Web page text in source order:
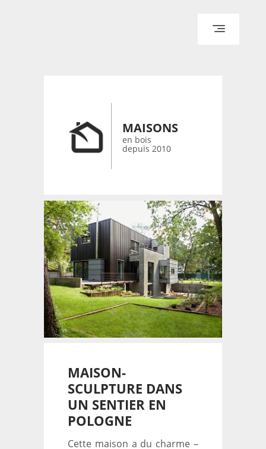
CONTACT
MAISONS
en bois
depuis 2010
MAISON-
SCULPTURE DANS
UN SENTIER EN
POLOGNE
Cette maison a du charme –